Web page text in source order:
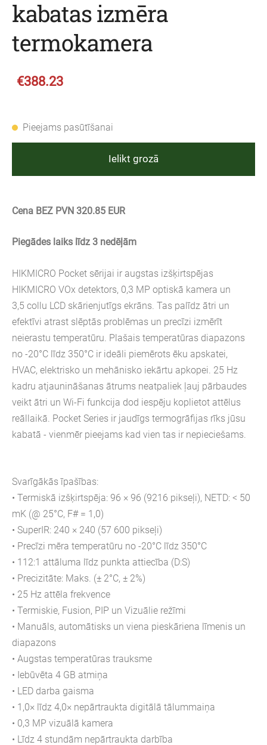
kabatas izmēra
termokamera
€388.23
Pieejams pasūtīšanai
Ielikt grozā
Cena BEZ PVN 320.85 EUR
Piegādes laiks līdz 3 nedēļām
HIKMICRO Pocket sērijai ir augstas izšķirtspējas
HIKMICRO VOx detektors, 0,3 MP optiskā kamera un
3,5 collu LCD skārienjutīgs ekrāns. Tas palīdz ātri un
efektīvi atrast slēptās problēmas un precīzi izmērīt
neierastu temperatūru. Plašais temperatūras diapazons
no -20°C līdz 350°C ir ideāli piemērots ēku apskatei,
HVAC, elektrisko un mehānisko iekārtu apkopei. 25 Hz
kadru atjaunināšanas ātrums neatpaliek ļauj pārbaudes
veikt ātri un Wi-Fi funkcija dod iespēju koplietot attēlus
reāllaikā. Pocket Series ir jaudīgs termogrāfijas rīks jūsu
kabatā - vienmēr pieejams kad vien tas ir nepieciešams.
Svarīgākās īpašības:
• Termiskā izšķirtspēja: 96 × 96 (9216 pikseļi), NETD: < 50
mK (@ 25°C, F# = 1,0)
• SuperIR: 240 × 240 (57 600 pikseļi)
• Precīzi mēra temperatūru no -20°C līdz 350°C
• 112:1 attāluma līdz punkta attiecība (D:S)
• Precizitāte: Maks. (± 2°C, ± 2%)
• 25 Hz attēla frekvence
• Termiskie, Fusion, PIP un Vizuālie režīmi
• Manuāls, automātisks un viena pieskāriena līmenis un
diapazons
• Augstas temperatūras trauksme
• Iebūvēta 4 GB atmiņa
• LED darba gaisma
• 1,0× līdz 4,0× nepārtraukta digitālā tālummaiņa
• 0,3 MP vizuālā kamera
• Līdz 4 stundām nepārtraukta darbība